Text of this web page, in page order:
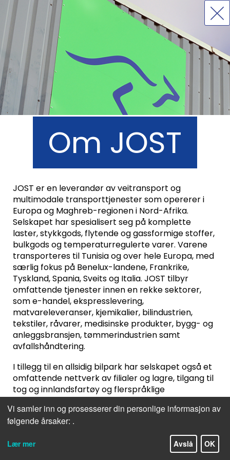
Om JOST
JOST er en leverandør av veitransport og
multimodale transporttjenester som opererer i
Europa og Maghreb-regionen i Nord-Afrika.
Selskapet har spesialisert seg på komplette
laster, stykkgods, flytende og gassformige stoffer,
bulkgods og temperaturregulerte varer. Varene
transporteres til Tunisia og over hele Europa, med
særlig fokus på Benelux-landene, Frankrike,
Tyskland, Spania, Sveits og Italia. JOST tilbyr
omfattende tjenester innen en rekke sektorer,
som e-handel, ekspresslevering,
matvareleveranser, kjemikalier, bilindustrien,
tekstiler, råvarer, medisinske produkter, bygg- og
anleggsbransjen, tømmerindustrien samt
avfallshåndtering.
I tillegg til en allsidig bilpark har selskapet også et
omfattende nettverk av filialer og lagre, tilgang til
tog og innlandsfartøy og flerspråklige
medarbeidere over hele Europa. Et eget IT-team
skreddersyr også logistikkløsningene til de enkelte
forretningsforbindelsene.
Detaljhandel og distribusjon er også et viktig
arbeidsområde: Med over 4500 leveranser per
Vi samler inn og prosesserer din personlige informasjon av
følgende årsaker: .
Lær mer Avslå OK